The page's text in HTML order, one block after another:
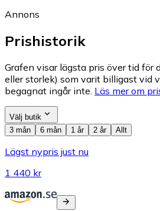
Annons
Prishistorik
Grafen visar lägsta pris över tid för
eller storlek) som varit billigast vid
begagnat ingår inte. Läs mer om
Välj butik
3 mån
6 mån 1 år 2 år Allt
Lägst nypris just nu
1 440 kr